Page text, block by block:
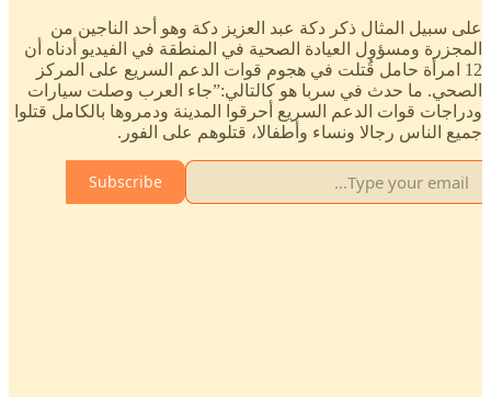
على سبيل المثال ذكر دكة عبد العزيز دكة وهو أحد الناجين من
المجزرة ومسؤول العيادة الصحية في المنطقة في الفيديو أدناه أن
12 امرأة حامل قُتلت في هجوم قوات الدعم السريع على المركز
الصحي. ما حدث في سربا هو كالتالي:”جاء العرب وصلت سيارات
ودراجات قوات الدعم السريع أحرقوا المدينة ودمروها بالكامل قتلوا
جميع الناس رجالا ونساء وأطفالا، قتلوهم على الفور.
Subscribe